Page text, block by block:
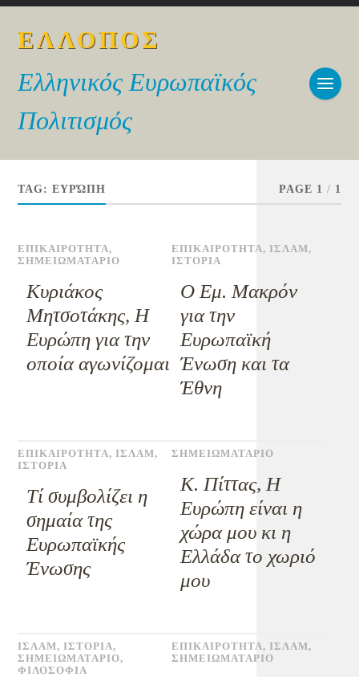
ΕΛΛΟΠΟΣ
Ελληνικός Ευρωπαϊκός
Πολιτισμός
TAG:ΕΥΡΏΠΗ PAGE 1 / 1
ΕΠΙΚΑΙΡΟΤΗΤΑ,
ΣΗΜΕΙΩΜΑΤΑΡΙΟ
Κυριάκος
Μητσοτάκης, Η
Ευρώπη για την
οποία αγωνίζομαι
ΕΠΙΚΑΙΡΟΤΗΤΑ, ΙΣΛΑΜ,
ΙΣΤΟΡΙΑ
Ο Εμ. Μακρόν
για την
Ευρωπαϊκή
Ένωση και τα
Έθνη
ΕΠΙΚΑΙΡΟΤΗΤΑ, ΙΣΛΑΜ,
ΙΣΤΟΡΙΑ
Τί συμβολίζει η
σημαία της
Ευρωπαϊκής
Ένωσης
ΣΗΜΕΙΩΜΑΤΑΡΙΟ
Κ. Πίττας, Η
Ευρώπη είναι η
χώρα μου κι η
Ελλάδα το χωριό
μου
ΙΣΛΑΜ, ΙΣΤΟΡΙΑ,
ΣΗΜΕΙΩΜΑΤΑΡΙΟ,
ΦΙΛΟΣΟΦΙΑ
ΕΠΙΚΑΙΡΟΤΗΤΑ, ΙΣΛΑΜ,
ΣΗΜΕΙΩΜΑΤΑΡΙΟ